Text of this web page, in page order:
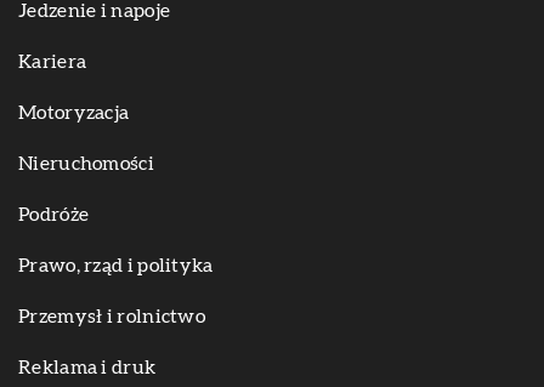
Jedzenie i napoje
Kariera
Motoryzacja
Nieruchomości
Podróże
Prawo, rząd i polityka
Przemysł i rolnictwo
Reklama i druk